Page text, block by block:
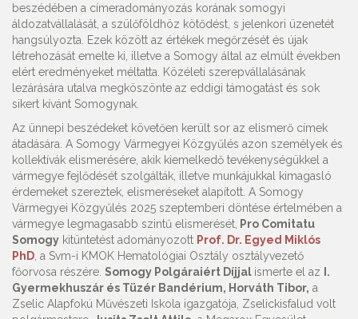
beszédében a címeradományozás korának somogyi
áldozatvállalását, a szülőföldhöz kötődést, s jelenkori üzenetét
hangsúlyozta. Ezek között az értékek megőrzését és újak
létrehozását emelte ki, illetve a Somogy által az elmúlt években
elért eredményeket méltatta. Közéleti szerepvállalásának
lezárására utalva megköszönte az eddigi támogatást és sok
sikert kívánt Somogynak.
Az ünnepi beszédeket követően került sor az elismerő címek
átadására. A Somogy Vármegyei Közgyűlés azon személyek és
kollektívák elismerésére, akik kiemelkedő tevékenységükkel a
vármegye fejlődését szolgálták, illetve munkájukkal kimagasló
érdemeket szereztek, elismeréseket alapított. A Somogy
Vármegyei Közgyűlés 2025 szeptemberi döntése értelmében a
vármegye legmagasabb szintű elismerését, Pro Comitatu
Somogy kitüntetést adományozott Prof. Dr. Egyed Miklós
PhD , a Svm-i KMOK Hematológiai Osztály osztályvezető
főorvosa részére. Somogy Polgáraiért Díjjal ismerte el az
I.
Gyermekhuszár és Tüzér Bandérium, Horváth Tibor, a
Zselic Alapfokú Művészeti Iskola igazgatója, Zselickisfalud volt